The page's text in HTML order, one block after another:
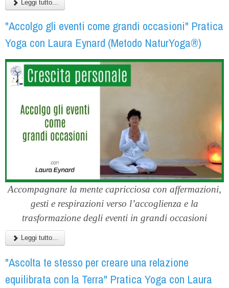
Leggi tutto...
"Accolgo gli eventi come grandi occasioni" Pratica
Yoga con Laura Eynard (Metodo NaturYoga®)
Accompagnare la mente capricciosa con affermazioni,
gesti e respirazioni verso l’accoglienza e la
trasformazione degli eventi in grandi occasioni
Leggi tutto...
"Ascolta te stesso per creare una relazione
equilibrata con la Terra" Pratica Yoga con Laura